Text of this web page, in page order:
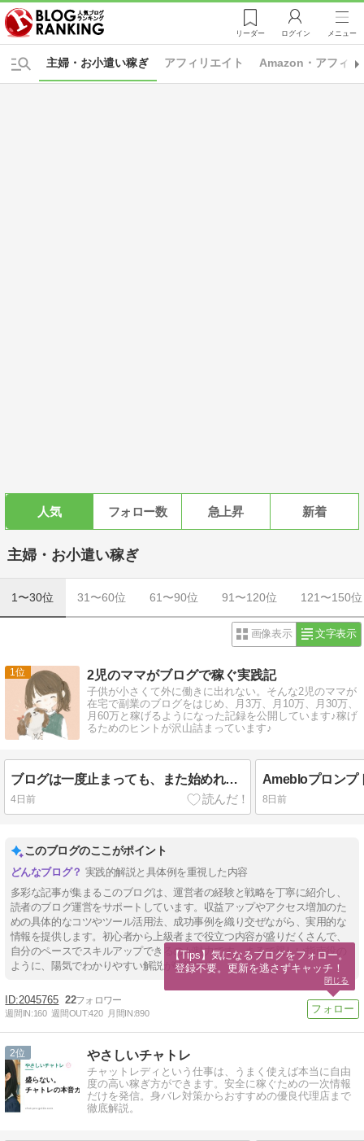
リーダー ログイン メニュー
アフィリエイト Amazon・アフィリ
主婦・お小遣い稼ぎ
人気 フォロー数 急上昇 新着
主婦・お小遣い稼ぎ
1〜30位 31〜60位 61〜90位 91〜120位 121〜150位
画像表示 文字表示
1 2児のママがブログで稼ぐ実践記
子供が小さくて外に働きに出れない。そんな2児のママが
在宅で副業のブログをはじめ、月3万、月10万、月30万、
月60万と稼げるようになった記録を公開しています♪稼げ
るためのヒントが沢山詰まっています♪
ブログは一度止まっても、また始めればOK♪
4日前 8日前
このブログのここがポイント
実践的解説と具体例を重視した内容
多彩な記事が集まるこのブログは、運営者の経験と戦略を丁寧に紹介し、
読者のブログ運営をサポートしています。収益アップやアクセス増加のた
めの具体的なコツやツール活用法、成功事例を織り交ぜながら、実用的な
情報を提供します。初心者から上級者まで役立つ内容が盛りだくさんで、
自分のペースでスキルアップできるのが魅力です。まるで親しい指南役の
ように、陽気でわかりやすい解説が特徴です。
2045765 22
週間IN:160 週間OUT:420 月間IN:890
2 やさしいチャトレ
チャットレディという仕事は、うまく使えば本当に自由
度の高い稼ぎ方ができます。安全に稼ぐための一次情報
だけを発信。身バレ対策からおすすめの優良代理店まで
徹底解説。
【Tips】気になるブログをフォロー。
登録不要。更新を逃さずキャッチ！
閉じる